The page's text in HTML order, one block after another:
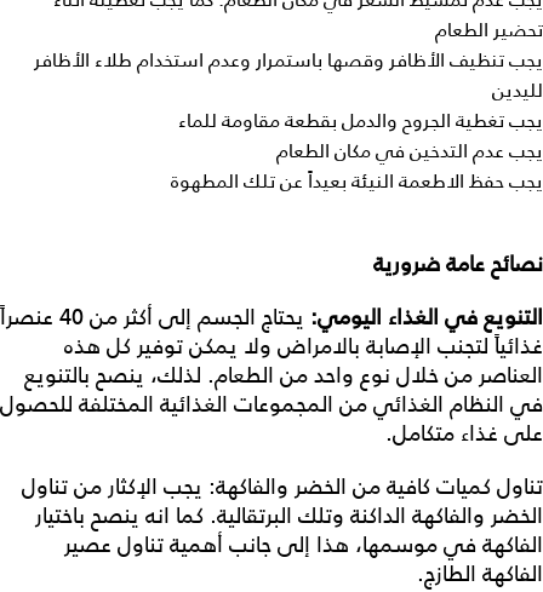
تحضير الطعام
يجب تنظيف الأظافر وقصها باستمرار وعدم استخدام طلاء الأظافر
لليدين
يجب تغطية الجروح والدمل بقطعة مقاومة للماء
يجب عدم التدخين في مكان الطعام
يجب حفظ الاطعمة النيئة بعيداً عن تلك المطهوة
نصائحعامةضرورية
التنويعفي الغذاء اليومي:
يحتاج الجسم إلى أكثر من 40 عنصراً
غذائياً لتجنب الإصابة بالامراض ولا يمكن توفير كل هذه
العناصر من خلال نوع واحد من الطعام. لذلك، ينصح بالتنويع
في النظام الغذائي من المجموعات الغذائية المختلفة للحصول
على غذاء متكامل.
تناول كميات كافية من الخضر والفاكهة: يجب الإكثار من تناول
الخضر والفاكهة الداكنة وتلك البرتقالية. كما انه ينصح باختيار
الفاكهة في موسمها، هذا إلى جانب أهمية تناول عصير
الفاكهة الطازج.